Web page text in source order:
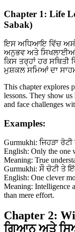
Chapter 1: Life
Sabak)
ਇਸ ਅਧਿਆਇ ਵਿੱਚ
ਅਨੁਭਵ ਅਤੇ ਸਿਖਲਾਈਆਂ
ਕਿਸ ਤਰ੍ਹਾਂ ਹਰ ਸਥਿਤੀ
ਮੁਸ਼ਕਲ ਸਮਿਆਂ ਦਾ
This chapter explores
lessons. They show
and face challenges
Examples:
Gurmukhi: ਜਿਹੜਾ
English: Only the one
Meaning: True
Gurmukhi: ਸੌ ਚੋਟੀ ਤੇ
English: One clever
Meaning: Intelligence
than mere effort.
Chapter 2:
ਗਿਆਨ ਅਤੇ